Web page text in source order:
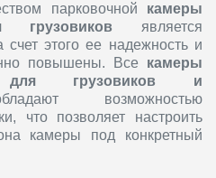
парковочной камеры
является
счет этого ее надежность и
повышены. Все камеры
для грузовиков и
возможностью
что позволяет настроить
камеры под конкретный